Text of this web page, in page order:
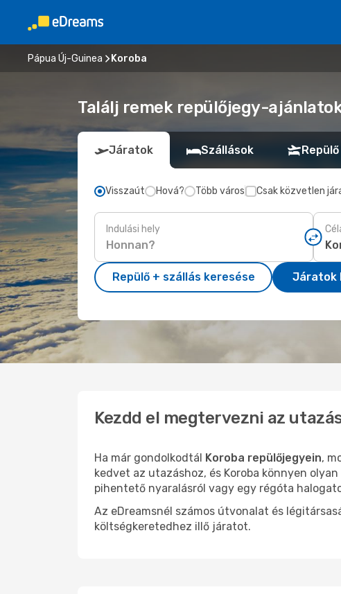
Pápua Új-Guinea Koroba
Találj remek repülőjegy-
Járatok Szállások
Visszaút Hová? Több város Csak közvetlen
Indulási hely
Repülő + szállás keresése Járatok
Kezdd el megtervezni az
Ha már gondolkodtál Koroba repülőjegyein,
kedvet az utazáshoz, és Koroba könnyen
pihentető nyaralásról vagy egy régóta
Az eDreamsnél számos útvonalat és
költségkeretedhez illő járatot.